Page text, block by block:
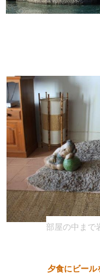
部屋の中まで
夕食にビール